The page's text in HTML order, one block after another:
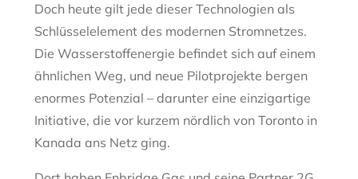
Doch heute gilt jede dieser Technologien als
Schlüsselelement des modernen Stromnetzes.
Die Wasserstoffenergie befindet sich auf einem
ähnlichen Weg, und neue Pilotprojekte bergen
enormes Potenzial – darunter eine einzigartige
Initiative, die vor kurzem nördlich von Toronto in
Kanada ans Netz ging.